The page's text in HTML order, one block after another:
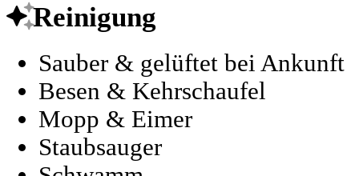
Reinigung
Sauber & gelüftet bei Ankunft
Besen & Kehrschaufel
Mopp & Eimer
Staubsauger